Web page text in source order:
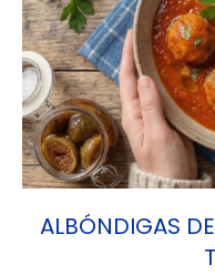
ALBÓNDIGAS